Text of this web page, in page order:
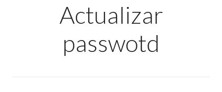
Actualizar
passwotd